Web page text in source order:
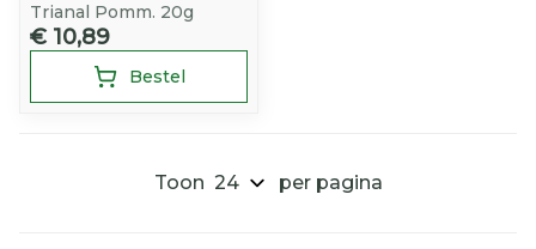
Trianal Pomm. 20g
€ 10,89
Bestel
Toon per pagina